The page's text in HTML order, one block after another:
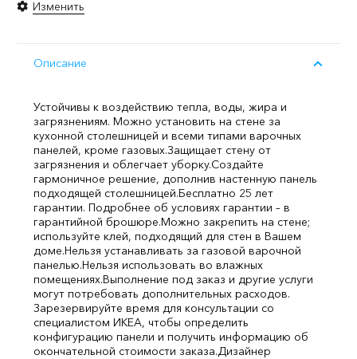
Изменить
Описание
Устойчивы к воздействию тепла, воды, жира и
загрязнениям. Можно установить на стене за
кухонной столешницей и всеми типами варочных
панелей, кроме газовых.Защищает стену от
загрязнения и облегчает уборку.Создайте
гармоничное решение, дополнив настенную панель
подходящей столешницей.Бесплатно 25 лет
гарантии. Подробнее об условиях гарантии – в
гарантийной брошюре.Можно закрепить на стене;
используйте клей, подходящий для стен в Вашем
доме.Нельзя устанавливать за газовой варочной
панелью.Нельзя использовать во влажных
помещениях.Выполнение под заказ и другие услуги
могут потребовать дополнительных расходов.
Зарезервируйте время для консультации со
специалистом ИКЕА, чтобы определить
конфигурацию панели и получить информацию об
окончательной стоимости заказа.Дизайнер